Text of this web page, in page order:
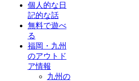
個人的な日
記的な話
無料で遊べ
る
福岡・九州
のアウトド
ア情報
九州の